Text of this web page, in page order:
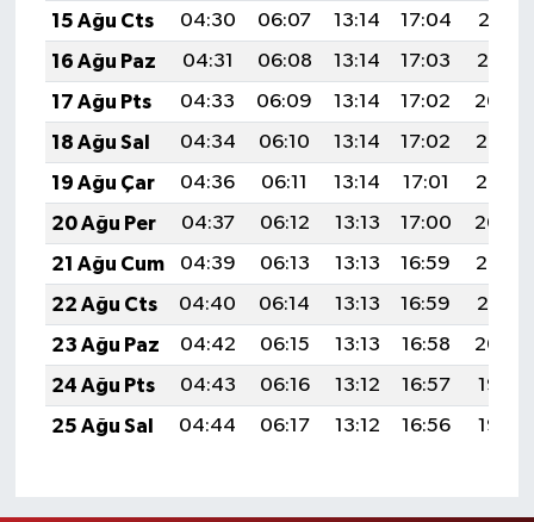
15 Ağu Cts
04:30 06:07 13:14 17:04
20:12
16 Ağu Paz
04:31 06:08 13:14 17:03
20:10
17 Ağu Pts
04:33 06:09 13:14 17:02
20:09
18 Ağu Sal
04:34 06:10 13:14 17:02
20:07
19 Ağu Çar
04:36 06:11 13:14 17:01
20:06
20 Ağu Per
04:37 06:12 13:13 17:00
20:04
21 Ağu Cum
04:39 06:13 13:13 16:59
20:03
22 Ağu Cts
04:40 06:14 13:13 16:59
20:01
23 Ağu Paz
04:42 06:15 13:13 16:58
20:00
24 Ağu Pts
04:43 06:16 13:12 16:57
19:58
25 Ağu Sal
04:44 06:17 13:12 16:56 19:57